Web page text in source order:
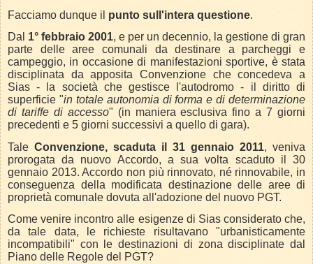
Facciamo dunque il punto sull'intera questione.
Dal 1° febbraio 2001, e per un decennio, la gestione di gran
parte delle aree comunali da destinare a parcheggi e
campeggio, in occasione di manifestazioni sportive, è stata
disciplinata da apposita Convenzione che concedeva a
Sias - la società che gestisce l'autodromo - il diritto di
superficie "in totale autonomia di forma e di determinazione
di tariffe di accesso" (in maniera esclusiva fino a 7 giorni
precedenti e 5 giorni successivi a quello di gara).
Tale Convenzione, scaduta il 31 gennaio 2011, veniva
prorogata da nuovo Accordo, a sua volta scaduto il 30
gennaio 2013. Accordo non più rinnovato, né rinnovabile, in
conseguenza della modificata destinazione delle aree di
proprietà comunale dovuta all'adozione del nuovo PGT.
Come venire incontro alle esigenze di Sias considerato che,
da tale data, le richieste risultavano "urbanisticamente
incompatibili" con le destinazioni di zona disciplinate dal
Piano delle Regole del PGT?